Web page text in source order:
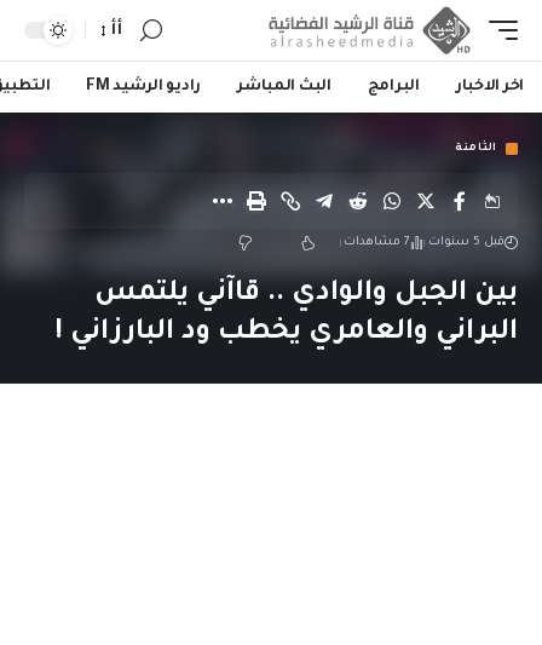
أأ
اخر الاخبار البرامج البث المباشر راديو الرشيد FM
الثامنة
قبل 5 سنوات 7 مشاهدات
بين الجبل والوادي .. قاآني يلتمس
البراني والعامري يخطب ود البارزاني !